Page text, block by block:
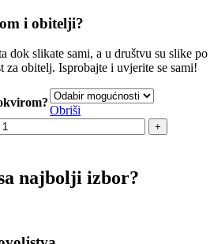
i obitelji?
dok slikate sami, a u društvu su slike po
za obitelj. Isprobajte i uvjerite se sami!
Obriši
najbolji izbor?